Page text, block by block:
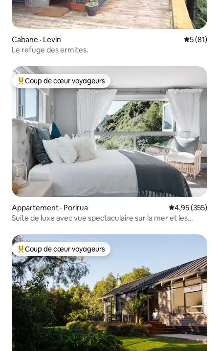
Cabane · Levin Note
5 (81)
Le refuge des ermites.
Coup de cœur voyageurs parmi les plus aimés
Coup de cœur voyageurs
Appartement · Porirua Note
4,95 (355)
Suite de luxe avec vue spectaculaire sur la mer et les
Coup de cœur voyageurs parmi les plus aimés
Coup de cœur voyageurs